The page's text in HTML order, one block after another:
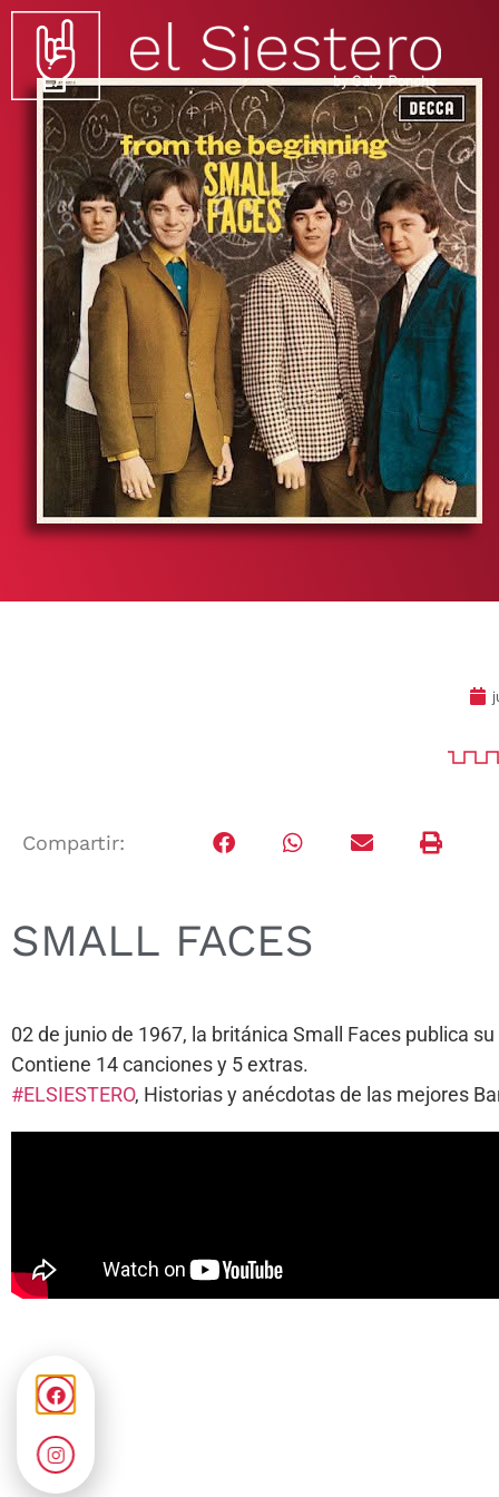
Compartir:
SMALL FACES
02 de junio de 1967, la británica Small Faces publica
Contiene 14 canciones y 5 extras.
#ELSIESTERO, Historias y anécdotas de las mejores